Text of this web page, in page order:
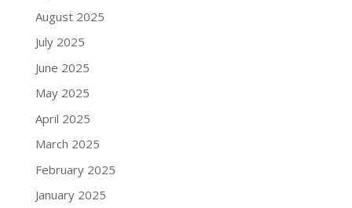
August 2025
July 2025
June 2025
May 2025
April 2025
March 2025
February 2025
January 2025